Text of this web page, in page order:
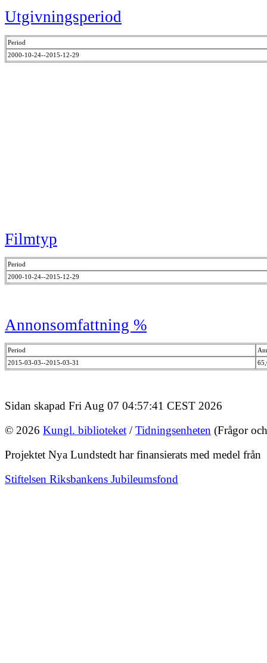
Utgivningsperiod
Period
2000-10-24--2015-12-29
Filmtyp
Period
2000-10-24--2015-12-29
Annonsomfattning %
Period
2015-03-03--2015-03-31
Sidan skapad Fri Aug 07 04:57:41 CEST 2026
© 2026 Kungl. biblioteket /Tidningsenheten (Frågor
Projektet Nya Lundstedt har finansierats med medel från
Stiftelsen Riksbankens Jubileumsfond